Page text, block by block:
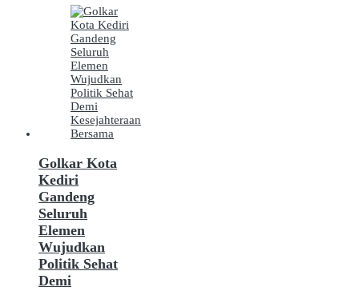
Golkar Kota
Kediri
Gandeng
Seluruh
Elemen
Wujudkan
Politik Sehat
Demi